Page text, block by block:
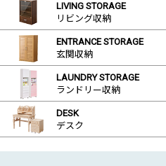
LIVING STORAGE
リビング収納
ENTRANCE STORAGE
玄関収納
LAUNDRY STORAGE
ランドリー収納
DESK
デスク